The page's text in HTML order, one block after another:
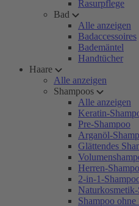
Rasurpflege
Bad
Alle anzeigen
Badaccessoires
Bademäntel
Handtücher
Haare
Alle anzeigen
Shampoos
Alle anzeigen
Keratin-
Pre-Shampoo
Arganöl-
Glättendes
Herren-
2-in-1-
Shampoo